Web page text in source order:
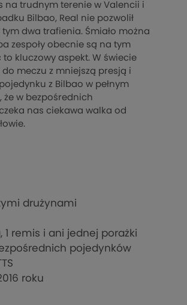
na trudnym terenie w Valencii i
Bilbao, Real nie pozwolił
dwa trafienia. Śmiało można
zespoły obecnie są na tym
kluczowy aspekt. W świecie
meczu z mniejszą presją i
z Bilbao w pełnym
w bezpośrednich
nas ciekawa walka od
drużynami
remis i ani jednej porażki
pojedynków
roku